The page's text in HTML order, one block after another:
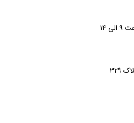
۳۲۹